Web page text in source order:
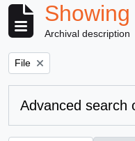
Archival description
Remove filter:
File
Advanced search